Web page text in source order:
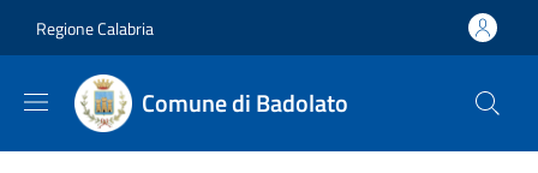
Regione Calabria
Comune di Badolato